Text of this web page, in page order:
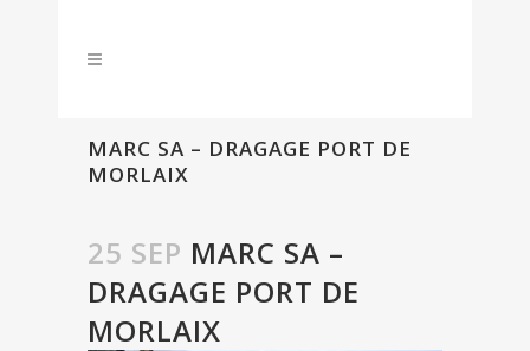
MARC SA – DRAGAGE PORT DE
MORLAIX
25 SEP MARC SA –
DRAGAGE PORT DE
MORLAIX